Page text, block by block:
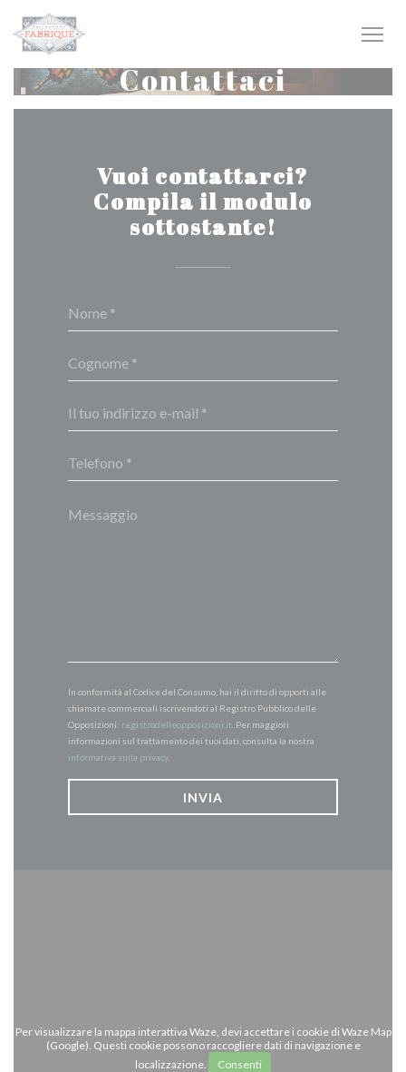
Personalizzazione delle tue scelte sui cookie
Contattaci
Vuoi contattarci?
Compila il modulo
sottostante!
In conformità al Codice del Consumo, hai il diritto di opporti alle
chiamate commerciali iscrivendoti al Registro Pubblico delle
Opposizioni: registrodelleopposizioni.it . Per maggiori
informazioni sul trattamento dei tuoi dati, consulta la nostra
informativa sulla privacy.
Per visualizzare la mappa interattiva Waze, devi accettare i cookie di Waze Map
(Google). Questi cookie possono raccogliere dati di navigazione e
localizzazione.
Consenti